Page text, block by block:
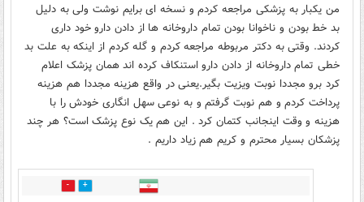
من یکبار به پزشکی مراجعه کردم و نسخه ای برایم نوشت ولی به دلیل
بد خط بودن و ناخوانا بودن تمام داروخانه ها از دادن دارو خود داری
کردند. وقتی به دکتر مربوطه مراجعه کردم و گله کردم از اینکه به علت بد
خطی تمام داروخانه از دادن دارو استنکاف کرده اند همان پزشک اعلام
کرد برو مجددا نوبت ویزیت بگیر.یعنی در واقع هزینه مجددا هم هزینه
پرداخت کردم و هم نوبت گرفتم و به نوعی سهل انگاری خودش را با
هزینه و وقت اینجانب کتمان کرد . این هم یک نوع پزشک است؟ هر چند
پزشکان بسیار محترم و کریم هم زیاد داریم .
16